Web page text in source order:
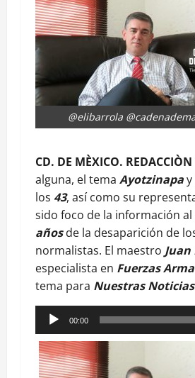
@elibarrola
CD. DE MÈXICO.
alguna, el tema Ayotzinapa
los 43, así como su
sido foco de la información
añosde la desaparición de
normalistas. El maestro
especialista en Fuerzas
tema para Nuestras Noticias
Reproductor
de
audio
00:00